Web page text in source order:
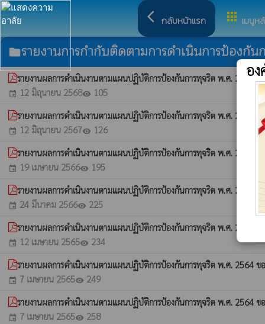
arrow_back_ios กลับหน้าแรก apps เมนูห
folderรายงานการกำกับติดตามการดำเนินการป้องกัน
รายงานผลการดำเนินงานตามแผนปฏิบัติการป้องกันการทุจริต พ.ศ. 2568
event 12 มิถุนายน 2568visibility 105
รายงานผลการดำเนินงานตามแผนปฏิบัติการป้องกันการทุจริต พ.ศ. 2567
event 12 มิถุนายน 2567visibility 126
รายงานผลการดำเนินงานตามแผนปฏิบัติการป้องกันการทุจริต พ.ศ. 2566
event 19 เมษายน 2566visibility 195
รายงานผลการดำเนินงานตามแผนปฏิบัติการป้องกันการทุจริต พ.ศ. 2565
event 24 มีนาคม 2566visibility 225
รายงานผลการดำเนินงานตามแผนปฏิบัติการป้องกันการทุจริต พ.ศ. 2565
event 12 เมษายน 2565visibility 234
รายงานผลการดำเนินงานตามแผนปฏิบัติการป้องกันการทุจริต พ.ศ. 2564
event 7 เมษายน 2565visibility 249
รายงานผลการดำเนินงานตามแผนปฏิบัติการป้องกันการทุจริต พ.ศ. 2564
event 7 เมษายน 2565visibility 258
อ